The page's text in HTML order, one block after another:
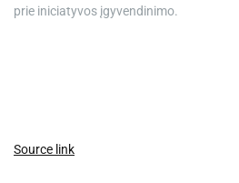
prie iniciatyvos įgyvendinimo.
Source link